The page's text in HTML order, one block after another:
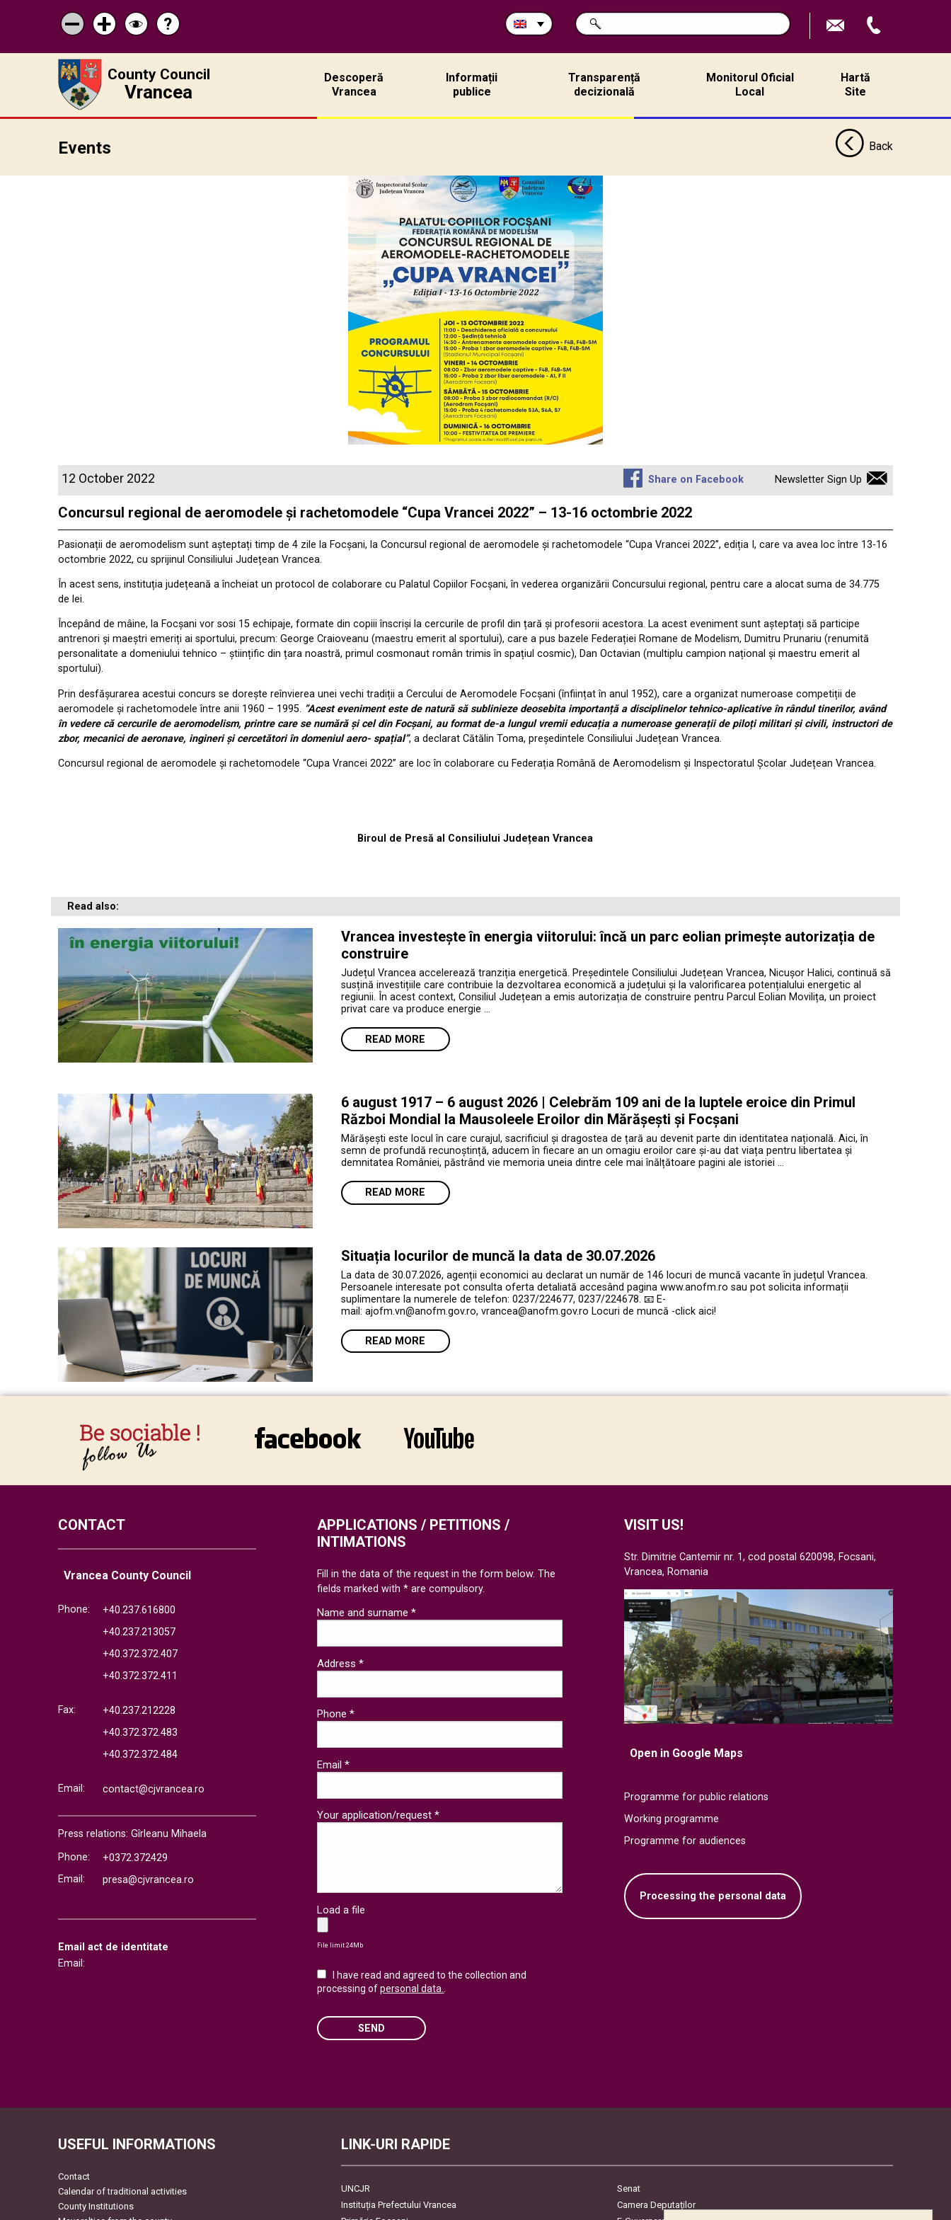
Micșorează
scrisul
Mărește
scrisul
Schimbă
contrastul
Help
?
Search
in
SEARCH
County Council
Vrancea
Descoperă
Vrancea
Informații
publice
Transparență
decizională
Monitorul Oficial
Local
Hartă
Site
Events Back
12 October 2022 Share on Facebook Newsletter Sign Up
Concursul regional de aeromodele și rachetomodele “Cupa Vrancei 2022” – 13-16 octombrie 2022
Pasionații de aeromodelism sunt așteptați timp de 4 zile la Focșani, la Concursul regional de aeromodele și rachetomodele “Cupa Vrancei 2022”, ediția I, care va avea loc între 13-16
octombrie 2022, cu sprijinul Consiliului Județean Vrancea.
În acest sens, instituția județeană a încheiat un protocol de colaborare cu Palatul Copiilor Focșani, în vederea organizării Concursului regional, pentru care a alocat suma de 34.775
de lei.
Începând de mâine, la Focșani vor sosi 15 echipaje, formate din copiii înscriși la cercurile de profil din țară și profesorii acestora. La acest eveniment sunt așteptați să participe
antrenori și maeștri emeriți ai sportului, precum: George Craioveanu (maestru emerit al sportului), care a pus bazele Federației Romane de Modelism, Dumitru Prunariu (renumită
personalitate a domeniului tehnico – științific din țara noastră, primul cosmonaut român trimis în spațiul cosmic), Dan Octavian (multiplu campion național și maestru emerit al
sportului).
Prin desfășurarea acestui concurs se dorește reînvierea unei vechi tradiții a Cercului de Aeromodele Focșani (înființat în anul 1952), care a organizat numeroase competiții de
aeromodele și rachetomodele între anii 1960 – 1995. ”Acest eveniment este de natură să sublinieze deosebita importanță a disciplinelor tehnico-aplicative în rândul tinerilor, având
în vedere că cercurile de aeromodelism, printre care se numără și cel din Focșani, au format de-a lungul vremii educația a numeroase generații de piloți militari și civili, instructori de
zbor, mecanici de aeronave, ingineri și cercetători în domeniul aero- spațial”, a declarat Cătălin Toma, președintele Consiliului Județean Vrancea.
Concursul regional de aeromodele și rachetomodele “Cupa Vrancei 2022” are loc în colaborare cu Federația Română de Aeromodelism și Inspectoratul Școlar Județean Vrancea.
Biroul de Presă al Consiliului Județean Vrancea
Read also:
Vrancea investește în energia viitorului: încă un parc eolian primește autorizația de
construire
Județul Vrancea accelerează tranziția energetică. Președintele Consiliului Județean Vrancea, Nicușor Halici, continuă să
susțină investițiile care contribuie la dezvoltarea economică a județului și la valorificarea potențialului energetic al
regiunii. În acest context, Consiliul Județean a emis autorizația de construire pentru Parcul Eolian Movilița, un proiect
privat care va produce energie …
READ MORE
6 august 1917 – 6 august 2026 | Celebrăm 109 ani de la luptele eroice din Primul
Război Mondial la Mausoleele Eroilor din Mărășești și Focșani
Mărășești este locul în care curajul, sacrificiul și dragostea de țară au devenit parte din identitatea națională. Aici, în
semn de profundă recunoștință, aducem în fiecare an un omagiu eroilor care și-au dat viața pentru libertatea și
demnitatea României, păstrând vie memoria uneia dintre cele mai înălțătoare pagini ale istoriei …
READ MORE
Situația locurilor de muncă la data de 30.07.2026
La data de 30.07.2026, agenții economici au declarat un număr de 146 locuri de muncă vacante în județul Vrancea.
Persoanele interesate pot consulta oferta detaliată accesând pagina www.anofm.ro sau pot solicita informații
suplimentare la numerele de telefon: 0237/224677, 0237/224678. 📧 E-
mail: ajofm.vn@anofm.gov.ro, vrancea@anofm.gov.ro Locuri de muncă -click aici!
READ MORE
CONTACT
Vrancea County Council
Phone:
+40.237.616800
+40.237.213057
+40.372.372.407
+40.372.372.411
Fax:
+40.237.212228
+40.372.372.483
+40.372.372.484
Email: contact@cjvrancea.ro
Press relations: Gîrleanu Mihaela
Phone:
+0372.372429
Email:
presa@cjvrancea.ro
Email act de identitate
Email:
VISIT US!
Str. Dimitrie Cantemir nr. 1, cod postal 620098, Focsani,
Vrancea, Romania
Open in Google Maps
Programme for public relations
Working programme
Programme for audiences
Processing the personal data
APPLICATIONS / PETITIONS /
INTIMATIONS
Fill in the data of the request in the form below. The
fields marked with * are compulsory.
Name and surname *
Address *
Phone *
Email *
Your application/request *
Load a file
File limit 24Mb
I have read and agreed to the collection and
processing ofpersonal data.
SEND
field
USEFUL INFORMATIONS
Contact
Calendar of traditional activities
County Institutions
LINK-URI RAPIDE
UNCJR
Senat
Instituția Prefectului Vrancea
Camera Deputaților